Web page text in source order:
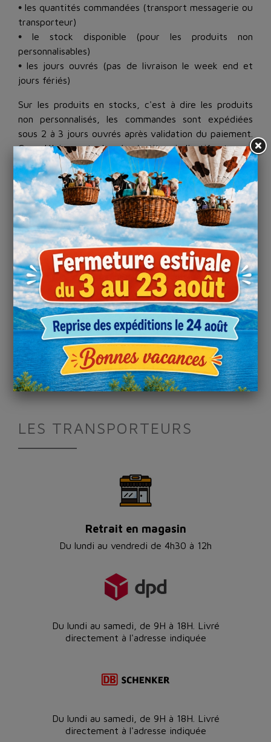
• les quantités commandées (transport messagerie ou
transporteur)
•
le stock disponible (pour les produits non
personnalisables)
• les jours ouvrés (pas de livraison le week end et
jours fériés)
Sur les produits en stocks, c'est à dire les produits
non personnalisés, les commandes sont expédiées
sous 2 à 3 jours ouvrés après validation du paiement.
Ces délais sont donnés à titre indicatif et sans
garantie.
Contrôle des marchandises
Vous devez opérer un contrôle des marchandisesdès
leur réception. En cas d’avarie ou de retard, il vous
appartient de formuler des réserves précises sur le
bon de livraison auprès du transporteur.
Toute réclamation relative à un manque ou une
éventuelle non-conformité des marchandises livrées
doit être adressée dans un délai de 3 jours
calendaires, à compter de la réception desdites
marchandises.
Aucune réclamation ne pourra être acceptée après un
délai de quinze jours suivant la livraison.
LES TRANSPORTEURS
Retrait en magasin
Du lundi au vendredi de 4h30 à 12h
Du lundi au samedi, de 9H à 18H. Livré
directement à l'adresse indiquée
Du lundi au samedi, de 9H à 18H. Livré
directement à l'adresse indiquée